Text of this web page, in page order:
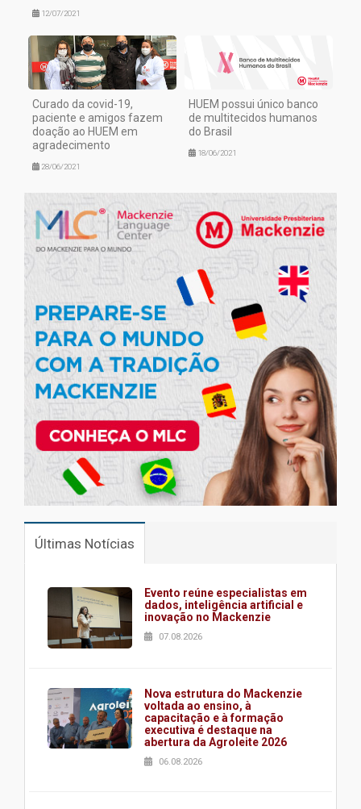
12/07/2021
Curado da covid-19,
paciente e amigos fazem
doação ao HUEM em
agradecimento
28/06/2021
HUEM possui único banco
de multitecidos humanos
do Brasil
18/06/2021
Últimas Notícias
Evento reúne especialistas em
dados, inteligência artificial e
inovação no Mackenzie
07.08.2026
Nova estrutura do Mackenzie
voltada ao ensino, à
capacitação e à formação
executiva é destaque na
abertura da Agroleite 2026
06.08.2026